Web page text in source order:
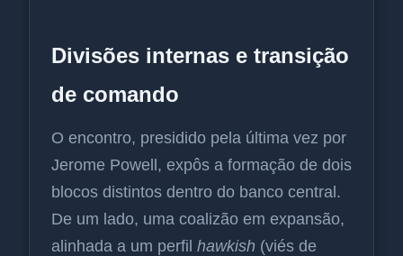
Divisões internas e transição
de comando
O encontro, presidido pela última vez por
Jerome Powell, expôs a formação de dois
blocos distintos dentro do banco central.
De um lado, uma coalizão em expansão,
alinhada a um perfil hawkish (viés de